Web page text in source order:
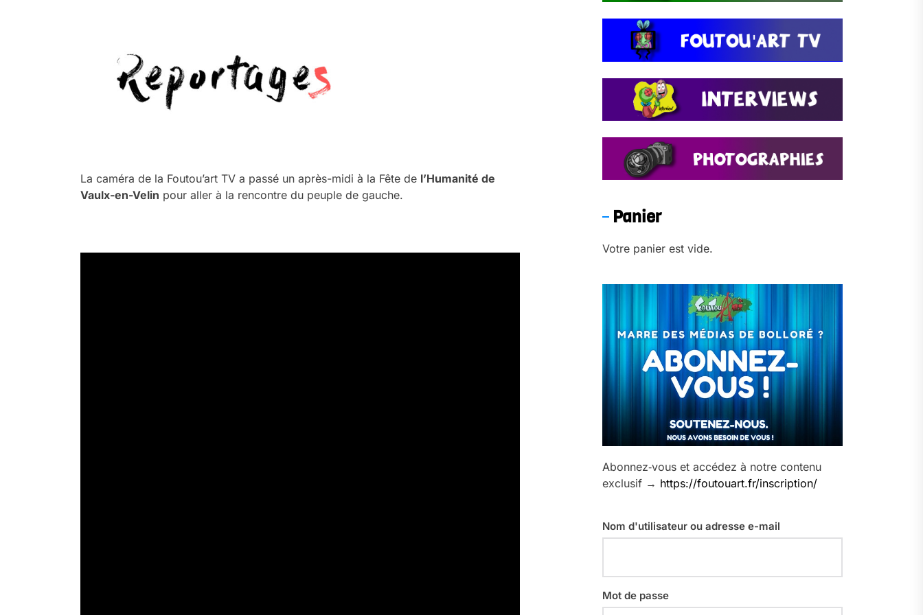
La caméra de la Foutou’art TV a passé un après-midi à la Fête de l’Humanité de
Vaulx-en-Velin pour aller à la rencontre du peuple de gauche.
Panier
Votre panier est vide.
Abonnez‑vous et accédez à notre contenu
exclusif → https://foutouart.fr/inscription/
Nom d'utilisateur ou adresse e-mail
Mot de passe